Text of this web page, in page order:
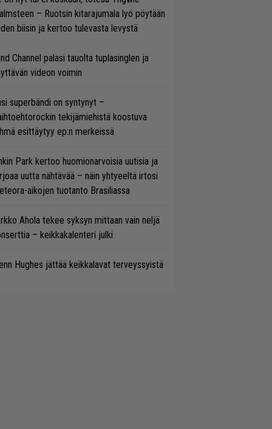
– Ruotsin kitarajumala lyö pöytään
biisin ja kertoo tulevasta levystä
Channel palasi tauolta tuplasinglen ja
videon voimin
superbändi on syntynyt –
tekijämiehistä koostuva
esittäytyy ep:n merkeissä
Park kertoo huomionarvoisia uutisia ja
uutta nähtävää – näin yhtyeeltä irtosi
aikojen tuotanto Brasiliassa
Ahola tekee syksyn mittaan vain neljä
– keikkakalenteri julki
Hughes jättää keikkalavat terveyssyistä